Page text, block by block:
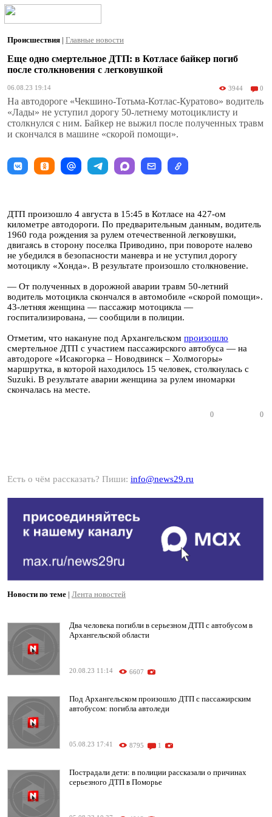
Происшествия | Главные новости
Еще одно смертельное ДТП: в Котласе байкер погиб
после столкновения с легковушкой
06.08.23 19:14 3944 0
На автодороге «Чекшино-Тотьма-Котлас-Куратово» водитель
«Лады» не уступил дорогу 50-летнему мотоциклисту и
столкнулся с ним. Байкер не выжил после полученных травм
и скончался в машине «скорой помощи».
ДТП произошло 4 августа в 15:45 в Котласе на 427-ом
километре автодороги. По предварительным данным, водитель
1960 года рождения за рулем отечественной легковушки,
двигаясь в сторону поселка Приводино, при повороте налево
не убедился в безопасности маневра и не уступил дорогу
мотоциклу «Хонда». В результате произошло столкновение.
— От полученных в дорожной аварии травм 50-летний
водитель мотоцикла скончался в автомобиле «скорой помощи».
43-летняя женщина — пассажир мотоцикла —
госпитализирована, — сообщили в полиции.
Отметим, что накануне под Архангельском произошло
смертельное ДТП с участием пассажирского автобуса — на
автодороге «Исакогорка – Новодвинск – Холмогоры»
маршрутка, в которой находилось 15 человек, столкнулась с
Suzuki. В результате аварии женщина за рулем иномарки
скончалась на месте.
0 0
Есть о чём рассказать? Пиши: info@news29.ru
Новости по теме | Лента новостей
Два человека погибли в серьезном ДТП с автобусом в
Архангельской области
20.08.23 11:14 6607
Под Архангельском произошло ДТП с пассажирским
автобусом: погибла автоледи
05.08.23 17:41 8795 1
Пострадали дети: в полиции рассказали о причинах
серьезного ДТП в Поморье